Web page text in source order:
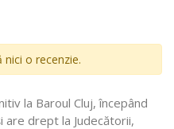
o recenzie.
la Baroul Cluj, începând
are drept la Judecătorii,